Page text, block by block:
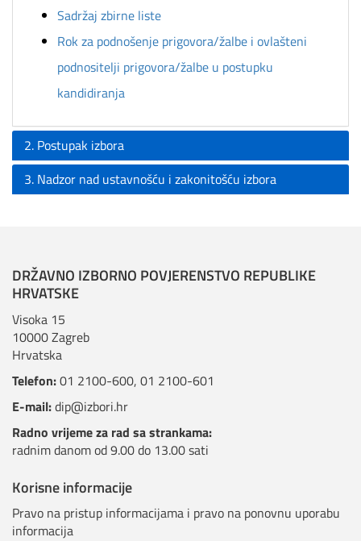
Sadržaj zbirne liste
Rok za podnošenje prigovora/žalbe i ovlašteni
podnositelji prigovora/žalbe u postupku
kandidiranja
2. Postupak izbora
3. Nadzor nad ustavnošću i zakonitošću izbora
DRŽAVNO IZBORNO POVJERENSTVO REPUBLIKE
HRVATSKE
Visoka 15
10000 Zagreb
Hrvatska
Telefon:01 2100-600, 01 2100-601
E-mail:dip@izbori.hr
Radno vrijeme za rad sa strankama:
radnim danom od 9.00 do 13.00 sati
Korisne informacije
Pravo na pristup informacijama i pravo na ponovnu uporabu
informacija